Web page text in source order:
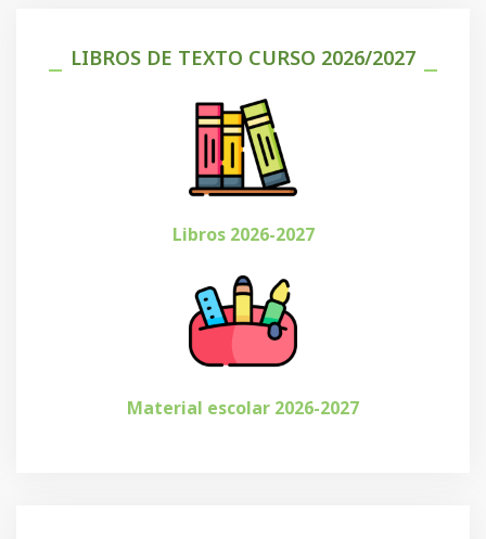
LIBROS DE TEXTO CURSO 2026/2027
Libros 2026-2027
Material escolar 2026-2027